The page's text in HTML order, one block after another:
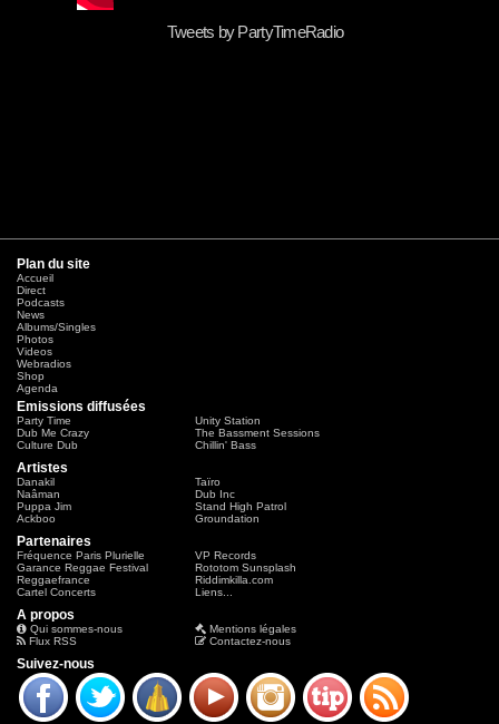
Tweets by PartyTimeRadio
Plan du site
Accueil
Direct
Podcasts
News
Albums/Singles
Photos
Videos
Webradios
Shop
Agenda
Emissions diffusées
Party Time
Unity Station
Dub Me Crazy
The Bassment Sessions
Culture Dub
Chillin' Bass
Artistes
Danakil
Taïro
Naâman
Dub Inc
Puppa Jim
Stand High Patrol
Ackboo
Groundation
Partenaires
Fréquence Paris Plurielle
VP Records
Garance Reggae Festival
Rototom Sunsplash
Reggaefrance
Riddimkilla.com
Cartel Concerts
Liens...
A propos
Qui sommes-nous
Mentions légales
Flux RSS
Contactez-nous
Suivez-nous